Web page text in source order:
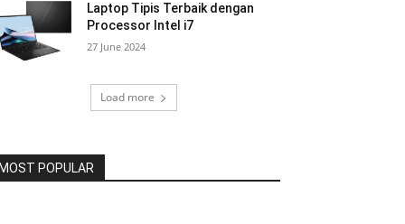
Laptop Tipis Terbaik dengan
Processor Intel i7
27 June 2024
Load more
POPULAR